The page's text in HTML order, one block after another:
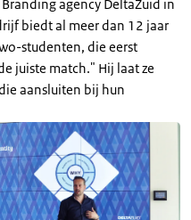
agency DeltaZuid in
biedt al meer dan 12 jaar
studenten, die eerst
juiste match." Hij laat ze
aansluiten bij hun